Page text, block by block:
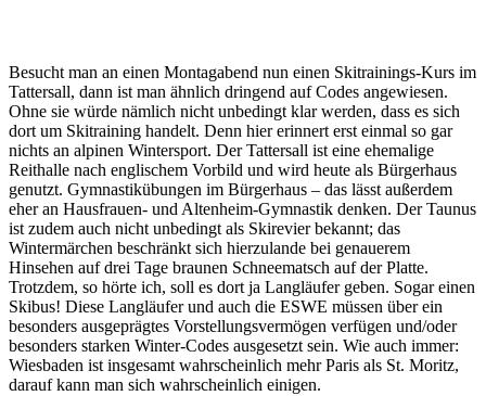
Besucht man an einen Montagabend nun einen Skitrainings-Kurs im
Tattersall, dann ist man ähnlich dringend auf Codes angewiesen.
Ohne sie würde nämlich nicht unbedingt klar werden, dass es sich
dort um Skitraining handelt. Denn hier erinnert erst einmal so gar
nichts an alpinen Wintersport. Der Tattersall ist eine ehemalige
Reithalle nach englischem Vorbild und wird heute als Bürgerhaus
genutzt. Gymnastikübungen im Bürgerhaus – das lässt außerdem
eher an Hausfrauen- und Altenheim-Gymnastik denken. Der Taunus
ist zudem auch nicht unbedingt als Skirevier bekannt; das
Wintermärchen beschränkt sich hierzulande bei genauerem
Hinsehen auf drei Tage braunen Schneematsch auf der Platte.
Trotzdem, so hörte ich, soll es dort ja Langläufer geben. Sogar einen
Skibus! Diese Langläufer und auch die ESWE müssen über ein
besonders ausgeprägtes Vorstellungsvermögen verfügen und/oder
besonders starken Winter-Codes ausgesetzt sein. Wie auch immer:
Wiesbaden ist insgesamt wahrscheinlich mehr Paris als St. Moritz,
darauf kann man sich wahrscheinlich einigen.